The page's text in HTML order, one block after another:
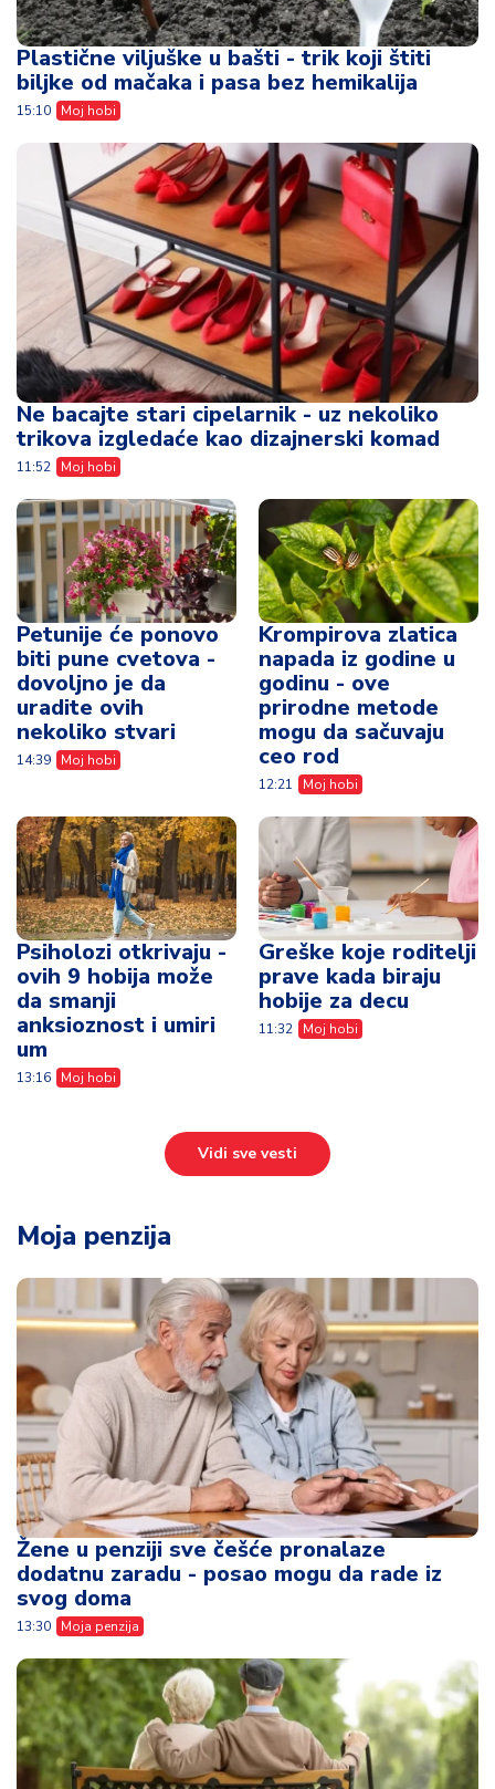
Plastične viljuške u bašti - trik koji štiti
biljke od mačaka i pasa bez hemikalija
15:10 Moj hobi
Ne bacajte stari cipelarnik - uz nekoliko
trikova izgledaće kao dizajnerski komad
11:52 Moj hobi
Petunije će ponovo
biti pune cvetova -
dovoljno je da
uradite ovih
nekoliko stvari
14:39 Moj hobi
Krompirova zlatica
napada iz godine u
godinu - ove
prirodne metode
mogu da sačuvaju
ceo rod
12:21 Moj hobi
Psiholozi otkrivaju -
ovih 9 hobija može
da smanji
anksioznost i umiri
um
13:16 Moj hobi
Greške koje roditelji
prave kada biraju
hobije za decu
11:32 Moj hobi
Vidi sve vesti
Moja penzija
Žene u penziji sve češće pronalaze
dodatnu zaradu - posao mogu da rade iz
svog doma
13:30 Moja penzija